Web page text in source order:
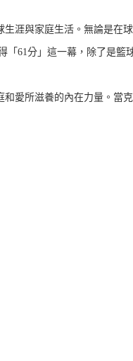
涯與家庭生活。無論是在
「61分」這一幕，除了是
愛所滋養的內在力量。當